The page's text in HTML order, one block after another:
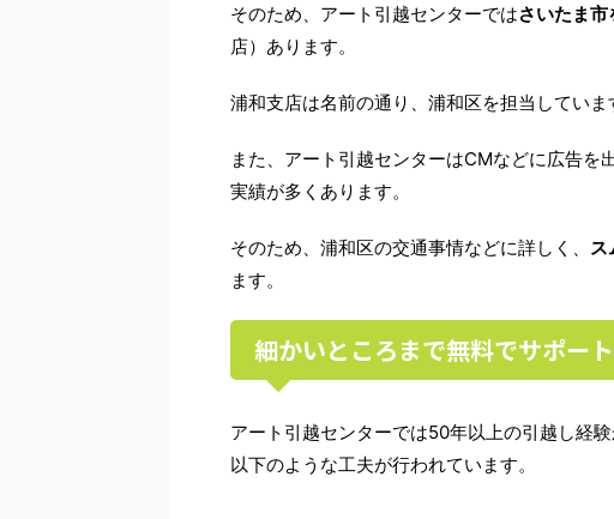
そのため、アート引越センターではさいたま
店）あります。
浦和支店は名前の通り、浦和区を担当していま
また、アート引越センターはCMなどに広告を
実績が多くあります。
そのため、浦和区の交通事情などに詳しく、 ス
ます。
細かいところまで無料でサポー
アート引越センターでは50年以上の引越し経
以下のような工夫が行われています。